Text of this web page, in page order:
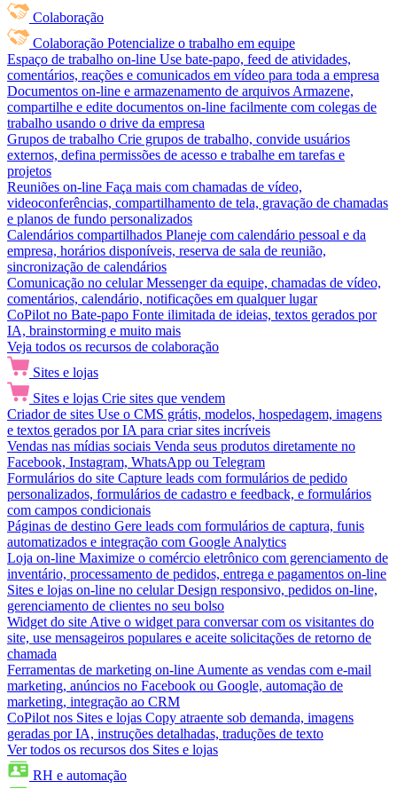
Colaboração
Colaboração Potencialize o trabalho em equipe
Espaço de trabalho on-line Use bate-papo, feed de atividades,
comentários, reações e comunicados em vídeo para toda a empresa
Documentos on-line e armazenamento de arquivos Armazene,
compartilhe e edite documentos on-line facilmente com colegas de
trabalho usando o drive da empresa
Grupos de trabalho Crie grupos de trabalho, convide usuários
externos, defina permissões de acesso e trabalhe em tarefas e
projetos
Reuniões on-line Faça mais com chamadas de vídeo,
videoconferências, compartilhamento de tela, gravação de chamadas
e planos de fundo personalizados
Calendários compartilhados Planeje com calendário pessoal e da
empresa, horários disponíveis, reserva de sala de reunião,
sincronização de calendários
Comunicação no celular Messenger da equipe, chamadas de vídeo,
comentários, calendário, notificações em qualquer lugar
CoPilot no Bate-papo Fonte ilimitada de ideias, textos gerados por
IA, brainstorming e muito mais
Veja todos os recursos de colaboração
Sites e lojas
Sites e lojas Crie sites que vendem
Criador de sites Use o CMS grátis, modelos, hospedagem, imagens
e textos gerados por IA para criar sites incríveis
Vendas nas mídias sociais Venda seus produtos diretamente no
Facebook, Instagram, WhatsApp ou Telegram
Formulários do site Capture leads com formulários de pedido
personalizados, formulários de cadastro e feedback, e formulários
com campos condicionais
Páginas de destino Gere leads com formulários de captura, funis
automatizados e integração com Google Analytics
Loja on-line Maximize o comércio eletrônico com gerenciamento de
inventário, processamento de pedidos, entrega e pagamentos on-line
Sites e lojas on-line no celular Design responsivo, pedidos on-line,
gerenciamento de clientes no seu bolso
Widget do site Ative o widget para conversar com os visitantes do
site, use mensageiros populares e aceite solicitações de retorno de
chamada
Ferramentas de marketing on-line Aumente as vendas com e-mail
marketing, anúncios no Facebook ou Google, automação de
marketing, integração ao CRM
CoPilot nos Sites e lojas Copy atraente sob demanda, imagens
geradas por IA, instruções detalhadas, traduções de texto
Ver todos os recursos dos Sites e lojas
RH e automação